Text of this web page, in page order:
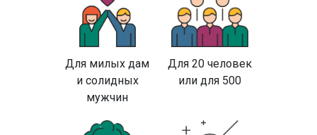
Для милых дам
и солидных
мужчин
Для 20 человек
или для 500